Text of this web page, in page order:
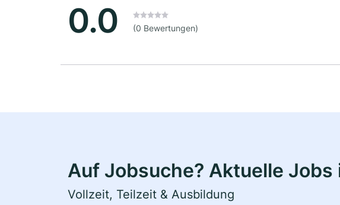
0.0 (0 Bewertungen)
Auf Jobsuche? Aktuelle Jobs
Vollzeit, Teilzeit & Ausbildung